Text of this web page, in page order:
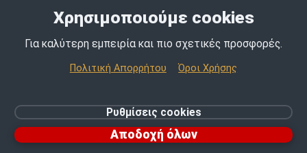
Ρυθμίσεις cookies
Χρησιμοποιούμε cookies
Για καλύτερη εμπειρία και πιο σχετικές προσφορές.
Πολιτική Απορρήτου Όροι Χρήσης
Ρυθμίσεις cookies
Αποδοχή όλων